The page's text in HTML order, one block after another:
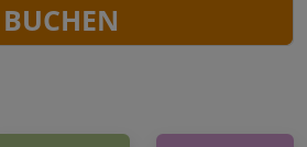
BUCHEN